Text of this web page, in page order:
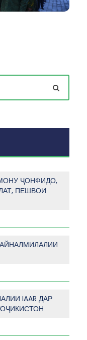
ҶОНФИДО,
ПЕШВОИ
IAAR ДАР